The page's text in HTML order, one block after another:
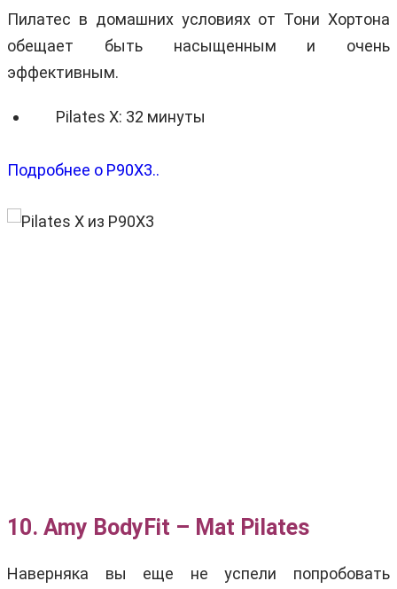
Пилатес в домашних условиях от Тони Хортона
обещает быть насыщенным и очень
эффективным.
Pilates X: 32 минуты
Подробнее о P90X3..
10. Amy BodyFit – Mat Pilates
Наверняка вы еще не успели попробовать